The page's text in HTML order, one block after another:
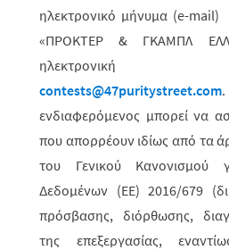
ηλεκτρονικό μήνυμα (e-mail)
«ΠΡΟΚΤΕΡ & ΓΚΑΜΠΛ
ηλεκτρονική
contests@47puritystreet.com
ενδιαφερόμενος μπορεί να
που απορρέουν ιδίως από τα
του Γενικού Κανονισμού
Δεδομένων (ΕΕ) 2016/679
πρόσβασης, διόρθωσης,
της επεξεργασίας,